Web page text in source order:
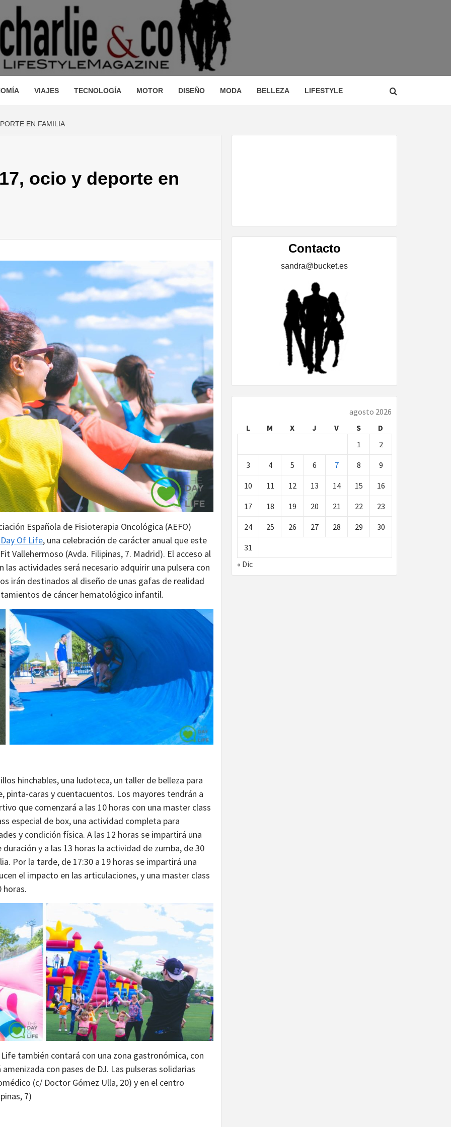
DE
OCIO,
MOTOR,
VIAJES, MOTOR, TECNOLOGÍA, DISEÑO…
VIAJES TECNOLOGÍA MOTOR DISEÑO MODA BELLEZA LIFESTYLE
EN FAMILIA
ocio y deporte en
Española de Fisioterapia Oncológica (AEFO)
Of Life, una celebración de carácter anual que este
Vallehermoso (Avda. Filipinas, 7. Madrid). El acceso al
actividades será necesario adquirir una pulsera con
irán destinados al diseño de unas gafas de realidad
de cáncer hematológico infantil.
hinchables, una ludoteca, un taller de belleza para
pinta-caras y cuentacuentos. Los mayores tendrán a
que comenzará a las 10 horas con una master class
especial de box, una actividad completa para
y condición física. A las 12 horas se impartirá una
y a las 13 horas la actividad de zumba, de 30
Por la tarde, de 17:30 a 19 horas se impartirá una
el impacto en las articulaciones, y una master class
horas.
también contará con una zona gastronómica, con
con pases de DJ. Las pulseras solidarias
(c/ Doctor Gómez Ulla, 20) y en el centro
7)
Contacto
sandra@bucket.es
agosto 2026
L
M X J V S
D
1
2
3 4 5 6 7 8 9
10 11 12 13 14 15 16
17 18 19 20 21 22 23
24 25 26 27 28 29 30
31
« Dic